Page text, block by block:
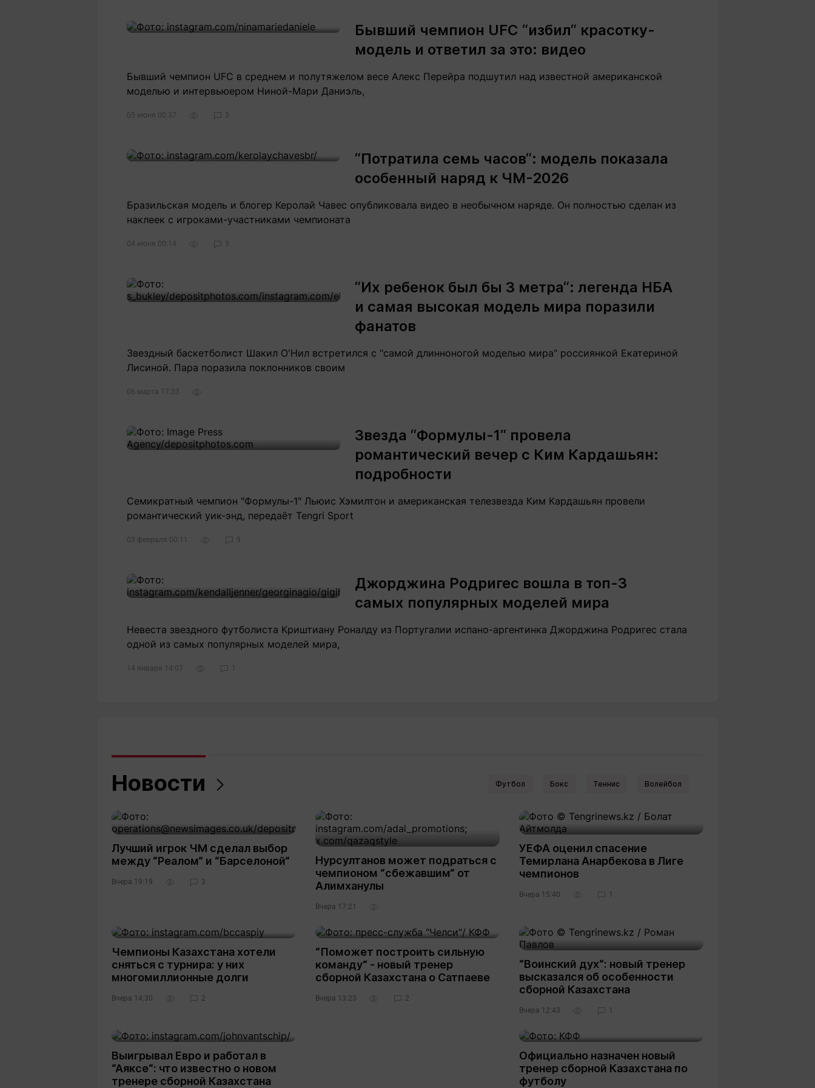
Погода
Полезно
Рецепты
Тренды
Блоги
Обзоры
Путевые
Маршруты
Заилийского
Алатау
Учебные
+7 (777) 001 44 99 +7 (700) 3 888 188
Бывший чемпион UFC “избил“ красотку-
модель и ответил за это: видео
Бывший чемпион UFC в среднем и полутяжелом весе Алекс Перейра подшутил над известной американской
моделью и интервьюером Ниной-Мари Даниэль,
05 июня 00:37 3
“Потратила семь часов“: модель показала
особенный наряд к ЧМ-2026
Бразильская модель и блогер Керолай Чавес опубликовала видео в необычном наряде. Он полностью сделан из
наклеек с игроками-участниками чемпионата
04 июня 00:14 3
“Их ребенок был бы 3 метра“: легенда НБА
и самая высокая модель мира поразили
фанатов
Звездный баскетболист Шакил О'Нил встретился с "самой длинноногой моделью мира" россиянкой Екатериной
Лисиной. Пара поразила поклонников своим
06 марта 17:33
Звезда “Формулы-1“ провела
романтический вечер с Ким Кардашьян:
подробности
Семикратный чемпион "Формулы-1" Льюис Хэмилтон и американская телезвезда Ким Кардашьян провели
романтический уик-энд, передаёт Tengri Sport
03 февраля 00:11 9
Джорджина Родригес вошла в топ-3
самых популярных моделей мира
Невеста звездного футболиста Криштиану Роналду из Португалии испано-аргентинка Джорджина Родригес стала
одной из самых популярных моделей мира,
14 января 14:07 1
Новости Футбол Бокс Теннис Волейбол
Лучший игрок ЧМ сделал выбор
между “Реалом“ и “Барселоной“
Вчера 19:19 3
Нурсултанов может подраться с
чемпионом “сбежавшим“ от
Алимханулы
Вчера 17:21
УЕФА оценил спасение
Темирлана Анарбекова в Лиге
чемпионов
Вчера 15:40 1
Чемпионы Казахстана хотели
сняться с турнира: у них
многомиллионные долги
Вчера 14:30 2
“Поможет построить сильную
команду“ - новый тренер
сборной Казахстана о Сатпаеве
Вчера 13:23 2
“Воинский дух“: новый тренер
высказался об особенности
сборной Казахстана
Вчера 12:43 1
Выигрывал Евро и работал в
“Аяксе“: что известно о новом
тренере сборной Казахстана
Официально назначен новый
тренер сборной Казахстана по
футболу